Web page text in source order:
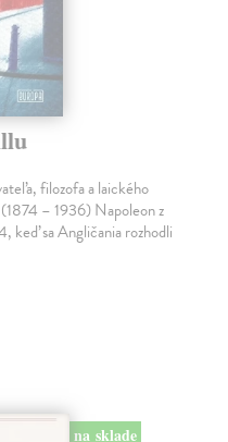
filozofa a laického
– 1936) Napoleon z
keď sa Angličania rozhodli
na sklade